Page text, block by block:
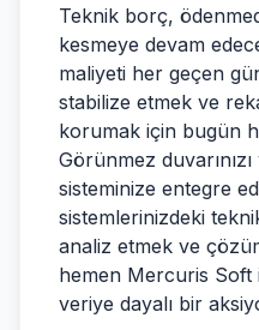
Teknik borç,
kesmeye devam
maliyeti her geçen
stabilize etmek ve
korumak için bugün
Görünmez
sisteminize entegre
sistemlerinizdeki
analiz etmek ve
hemen Mercuris Soft
veriye dayalı bir